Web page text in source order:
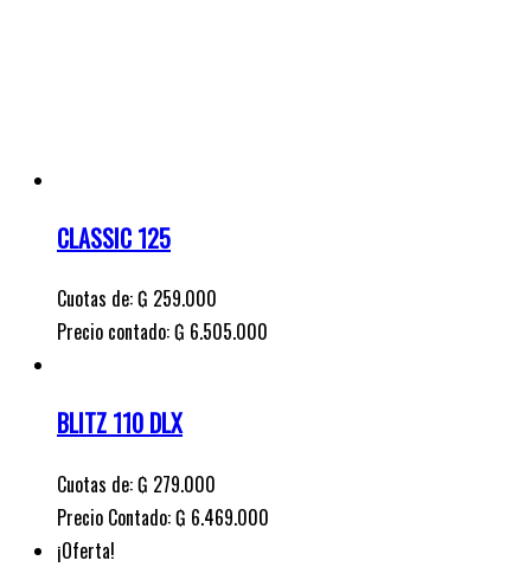
CLASSIC 125
Cuotas de:₲ 259.000
Precio contado: ₲ 6.505.000
BLITZ 110 DLX
Cuotas de:₲ 279.000
Precio Contado: ₲ 6.469.000
¡Oferta!